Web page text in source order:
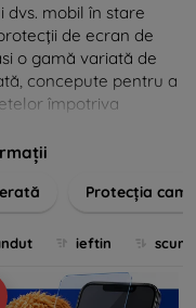
dvs. mobil în stare
de ecran de
o gamă variată de
concepute pentru a
împotriva
ușor de aplicat,
mai bine nevoilor
în tehnologie rămâne
de ecran din
Protecția
ieftin